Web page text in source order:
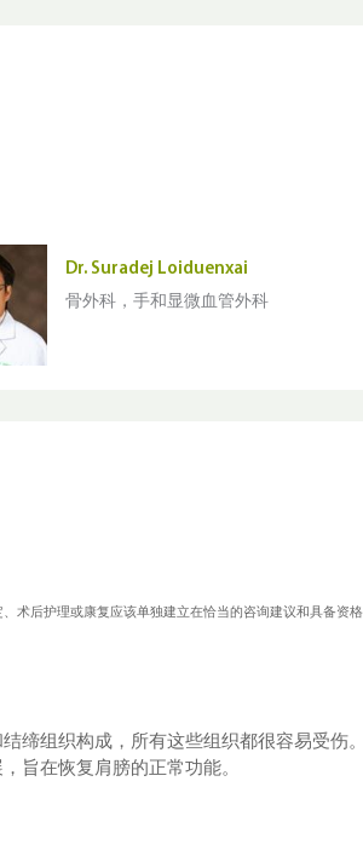
Dr. Suradej Loiduenxai
骨外科，手和显微血管外科
术后护理或康复应该单独建立在恰当的咨询建议和具备资
缔组织构成，所有这些组织都很容易受伤
旨在恢复肩膀的正常功能。